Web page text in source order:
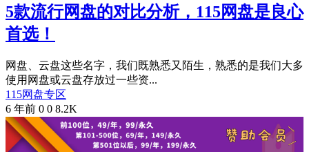
5款流行网盘的对比分析，115网盘是良心
首选！
网盘、云盘这些名字，我们既熟悉又陌生，熟悉的是我们大多
使用网盘或云盘存放过一些资...
115网盘专区
6 年前 0 0 8.2K